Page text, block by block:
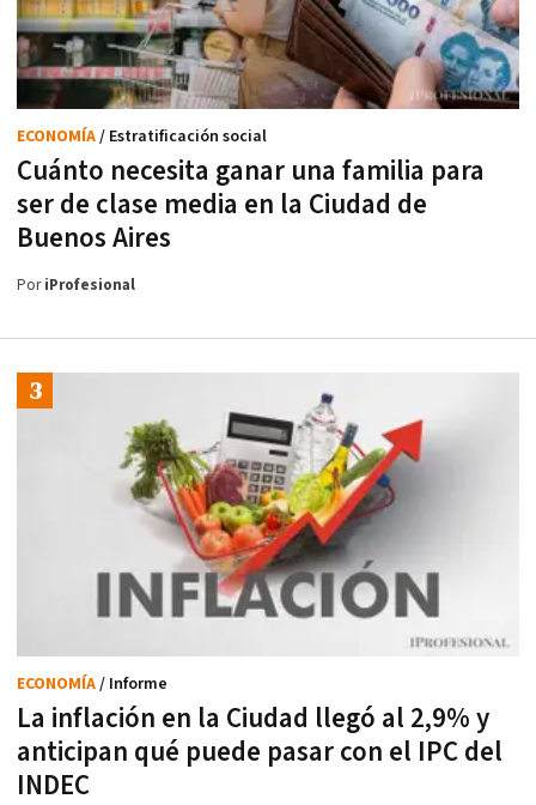
Cuánto necesita ganar una familia para
ser de clase media en la Ciudad de
Buenos Aires
ECONOMÍA/ Estratificación social
PoriProfesional
La inflación en la Ciudad llegó al 2,9% y
anticipan qué puede pasar con el IPC del
INDEC
ECONOMÍA/ Informe